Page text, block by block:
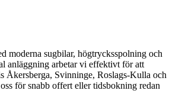
moderna sugbilar, högtrycksspolning och
anläggning arbetar vi effektivt för att
Åkersberga, Svinninge, Roslags-Kulla och
för snabb offert eller tidsbokning redan